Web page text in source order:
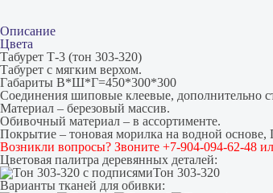
Описание
Цвета
Табурет Т-3 (тон 303-320)
Табурет с мягким верхом.
Габариты В*Ш*Г=450*300*300
Соединения шиповые клеевые, дополнительно
Материал – березовый массив.
Обивочный материал – в ассортименте.
Покрытие – тоновая морилка на водной
Возникли вопросы? Звоните +7-904-094-62-48
Цветовая палитра деревянных деталей:
Тон 303-320
Варианты тканей для обивки: